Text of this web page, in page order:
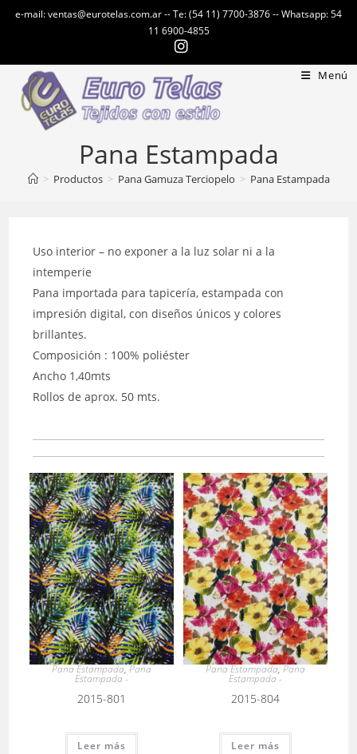
e-mail: ventas@eurotelas.com.ar -- Te: (54 11) 7700-3876 -- Whatsapp: 54
11 6900-4855
Menú
Pana Estampada
> Productos > Pana Gamuza Terciopelo > Pana Estampada
Uso interior – no exponer a la luz solar ni a la
intemperie
Pana importada para tapicería, estampada con
impresión digital, con diseños únicos y colores
brillantes.
Composición : 100% poliéster
Ancho 1,40mts
Rollos de aprox. 50 mts.
Pana Estampada,Pana
Estampada -
2015-801
Leer más
Pana Estampada,Pana
Estampada -
2015-804
Leer más